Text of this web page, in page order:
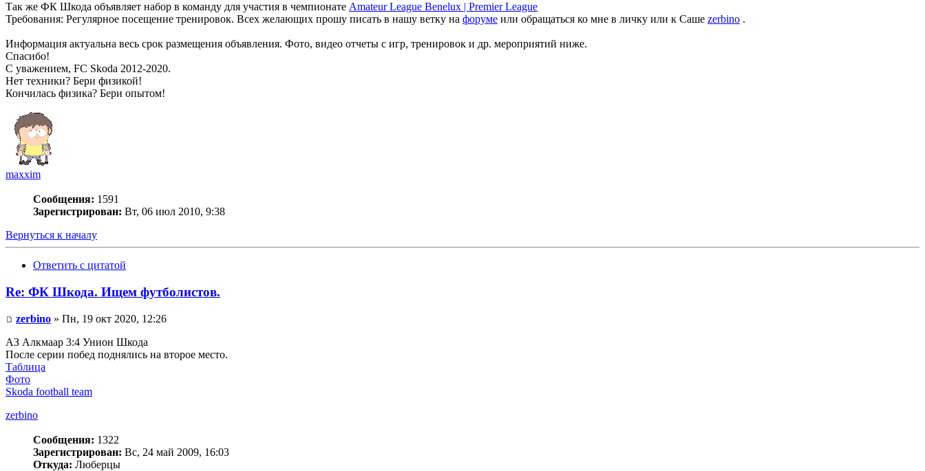
Так же ФК Шкода объявляет набор в команду для участия в чемпионате Amateur League Benelux | Premier League
Требования: Регулярное посещение тренировок. Всех желающих прошу писать в нашу ветку на форуме или обращаться ко мне в личку или к Саше zerbino .
Информация актуальна весь срок размещения объявления. Фото, видео отчеты с игр, тренировок и др. мероприятий ниже.
Спасибо!
С уважением, FC Skoda 2012-2020.
Нет техники? Бери физикой!
Кончилась физика? Бери опытом!
maxxim
Сообщения: 1591
Зарегистрирован: Вт, 06 июл 2010, 9:38
Вернуться к началу
Ответить с цитатой
Re: ФК Шкода. Ищем футболистов.
zerbino » Пн, 19 окт 2020, 12:26
АЗ Алкмаар 3:4 Унион Шкода
После серии побед поднялись на второе место.
Таблица
Фото
Skoda football team
zerbino
Сообщения: 1322
Зарегистрирован: Вс, 24 май 2009, 16:03
Откуда: Люберцы